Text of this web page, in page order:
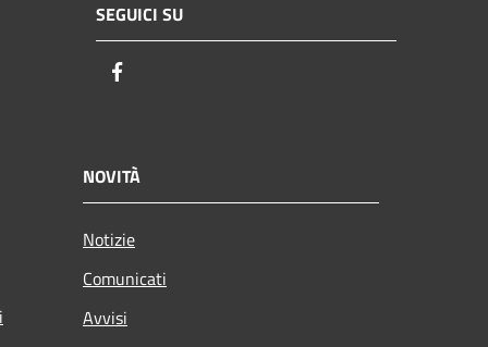
SEGUICI SU
NOVITÀ
Notizie
Comunicati
Avvisi